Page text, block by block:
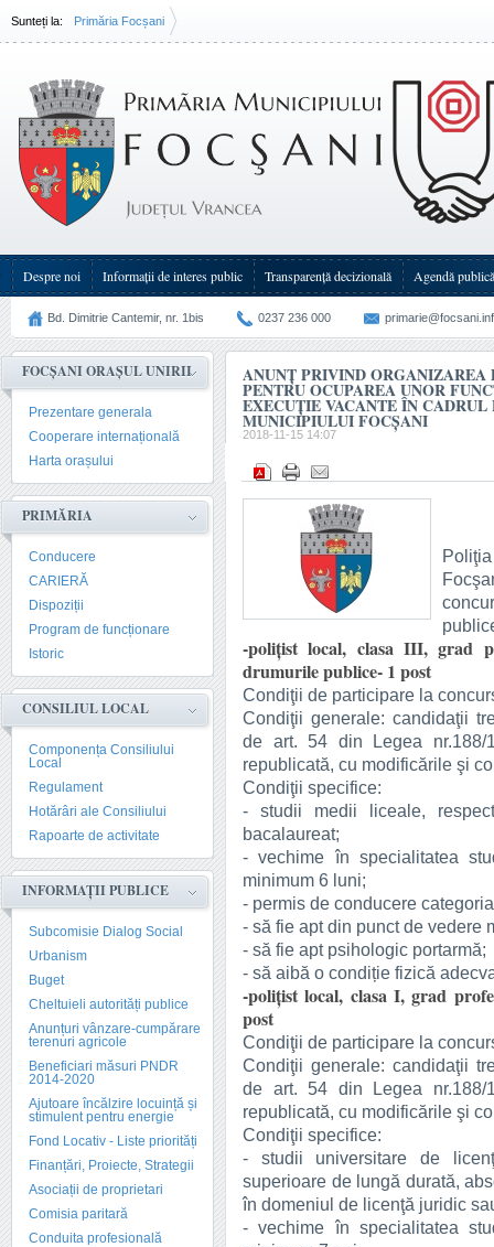
Sunteți la: Primăria Focșani
Despre noi Informații de interes public Transparenţă decizională Agendă publică
Bd. Dimitrie Cantemir, nr. 1bis 0237 236 000
FOCȘANI ORAȘUL UNIRII
Prezentare generala
Cooperare internațională
Harta orașului
PRIMĂRIA
Conducere
CARIERĂ
Dispoziții
Program de funcționare
Istoric
CONSILIUL LOCAL
Componența Consiliului
Local
Regulament
Hotărâri ale Consiliului
Rapoarte de activitate
INFORMAȚII PUBLICE
Subcomisie Dialog Social
Urbanism
Buget
Cheltuieli autorități publice
Anunțuri vânzare-cumpărare
terenuri agricole
Beneficiari măsuri PNDR
2014-2020
Ajutoare încălzire locuință și
stimulent pentru energie
Fond Locativ - Liste priorități
Finanțări, Proiecte, Strategii
Asociații de proprietari
Comisia paritară
Conduita profesională
ANUNŢ PRIVIND ORGANIZAREA
PENTRU OCUPAREA UNOR
EXECUŢIE VACANTE ÎN
MUNICIPIULUI FOCŞANI
2018-11-15 14:07
-poliţist local, clasa III, grad
drumurile publice- 1 post
Condiţii de participare la
Condiţii generale: candidaţii
de art. 54 din Legea nr.188/
republicată, cu modificările şi
Condiţii specifice:
- studii medii liceale,
bacalaureat;
- vechime în specialitatea
minimum 6 luni;
- permis de conducere
- să fie apt din punct de vedere
- să fie apt psihologic portarmă;
- să aibă o condiție fizică
-poliţist local, clasa I, grad
post
Condiţii de participare la
Condiţii generale: candidaţii
de art. 54 din Legea nr.188/
republicată, cu modificările şi
Condiţii specifice:
- studii universitare de
superioare de lungă durată,
în domeniul de licenţă juridic
- vechime în specialitatea